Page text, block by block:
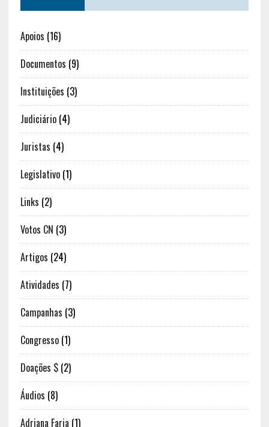
Apoios (16)
Documentos (9)
Instituições (3)
Judiciário(4)
Juristas (4)
Legislativo(1)
Links (2)
Votos CN (3)
Artigos (24)
Atividades (7)
Campanhas (3)
Congresso(1)
Doações $(2)
Áudios (8)
Adriana Faria (1)